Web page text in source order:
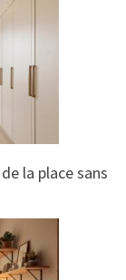
la place sans